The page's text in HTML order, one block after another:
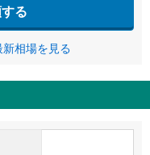
る
相場を見る